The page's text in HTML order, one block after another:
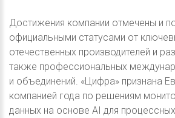
Достижения компании отмечены и
официальными статусами от
отечественных производителей и
также профессиональных
и объединений. «Цифра» признана
компанией года по решениям
данных на основе AI для